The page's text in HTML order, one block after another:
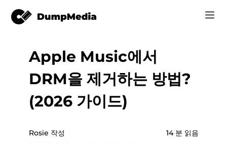
Video
온라인 도구
Spotify mp3로
유튜브 뮤직 MP3
애플 뮤직에 MP3
로그인
회원가입
Apple Music에서
DRM을 제거하는 방법?
(2026 가이드)
Rosie 작성
14 분 읽음